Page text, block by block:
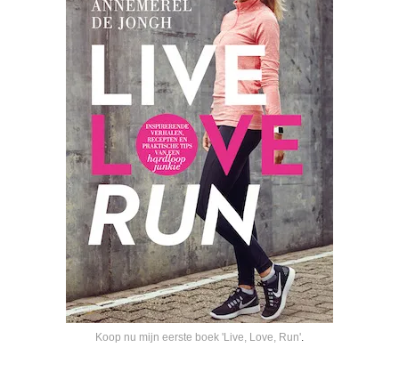
Koop nu mijn eerste boek 'Live, Love, Run'.